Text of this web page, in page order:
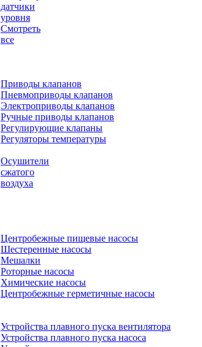
датчики
уровня
Смотреть
все
Приводы клапанов
Пневмоприводы клапанов
Электроприводы клапанов
Ручные приводы клапанов
Регулирующие клапаны
Регуляторы температуры
Осушители
сжатого
воздуха
Центробежные пищевые насосы
Шестеренные насосы
Мешалки
Роторные насосы
Химические насосы
Центробежные герметичные насосы
Устройства плавного пуска вентилятора
Устройства плавного пуска насоса